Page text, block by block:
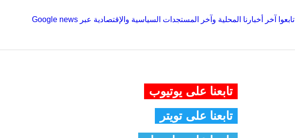
تابعوا آخر أخبارنا المحلية وآخر المستجدات السياسية والإقتصادية عبر Google news
تابعنا على يوتيوب
تابعنا على تويتر